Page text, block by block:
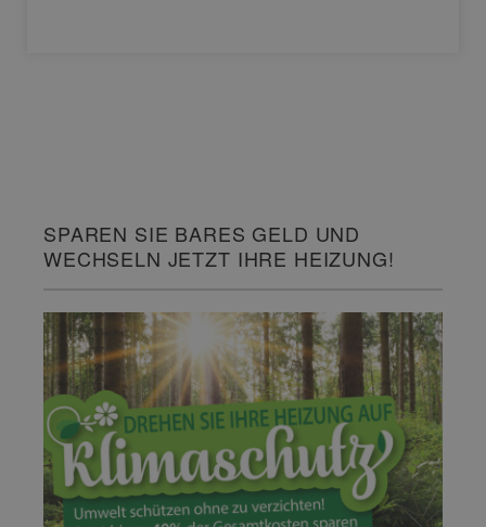
SPAREN SIE BARES GELD UND
WECHSELN JETZT IHRE HEIZUNG!